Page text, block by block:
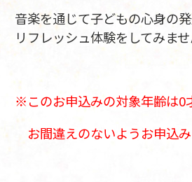
音楽を通じて子どもの心身の
リフレッシュ体験をしてみま
※このお申込みの対象年齢は0
お間違えのないようお申込み